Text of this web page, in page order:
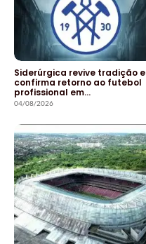
Siderúrgica revive tradição e
confirma retorno ao futebol
profissional em…
04/08/2026